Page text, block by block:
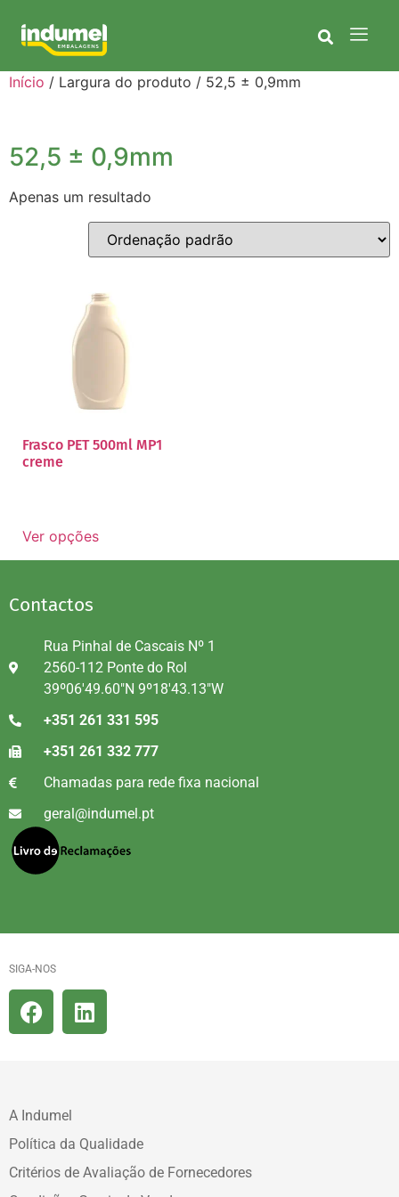
Início / Largura do produto / 52,5 ± 0,9mm
52,5 ± 0,9mm
Apenas um resultado
Frasco PET 500ml MP1
creme
Ver opções
Contactos
Rua Pinhal de Cascais Nº 1
2560-112 Ponte do Rol
39º06'49.60"N 9º18'43.13"W
+351 261 331 595
+351 261 332 777
Chamadas para rede fixa nacional
geral@indumel.pt
SIGA-NOS
A Indumel
Política da Qualidade
Critérios de Avaliação de Fornecedores